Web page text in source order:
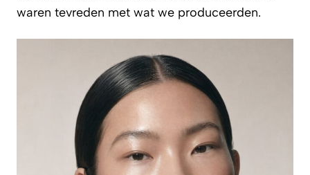
waren tevreden met wat we produceerden.